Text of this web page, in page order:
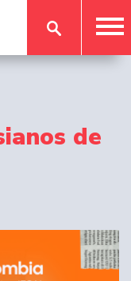
de